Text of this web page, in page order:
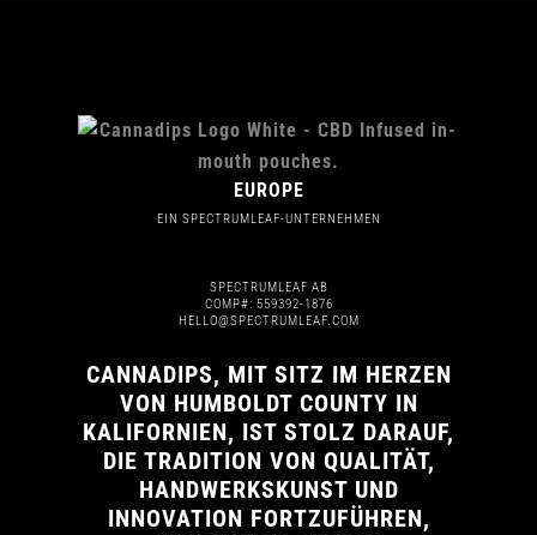
EUROPE
EIN SPECTRUMLEAF-UNTERNEHMEN
SPECTRUMLEAF AB
COMP#: 559392-1876
HELLO@SPECTRUMLEAF.COM
CANNADIPS, MIT SITZ IM HERZEN
VON HUMBOLDT COUNTY IN
KALIFORNIEN, IST STOLZ DARAUF,
DIE TRADITION VON QUALITÄT,
HANDWERKSKUNST UND
INNOVATION FORTZUFÜHREN,